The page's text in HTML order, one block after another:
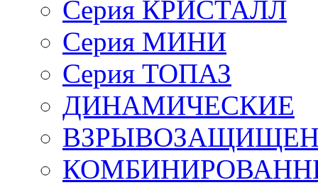
Серия КРИСТАЛЛ
Серия МИНИ
Серия ТОПАЗ
ДИНАМИЧЕСКИЕ